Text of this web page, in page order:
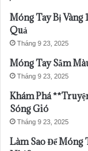
Móng Tay Bị Vàng
Quả
Tháng 9 23, 2025
Móng Tay Sẫm
Tháng 9 23, 2025
Khám Phá
Sóng Gió
Tháng 9 23, 2025
Làm Sao Để Móng